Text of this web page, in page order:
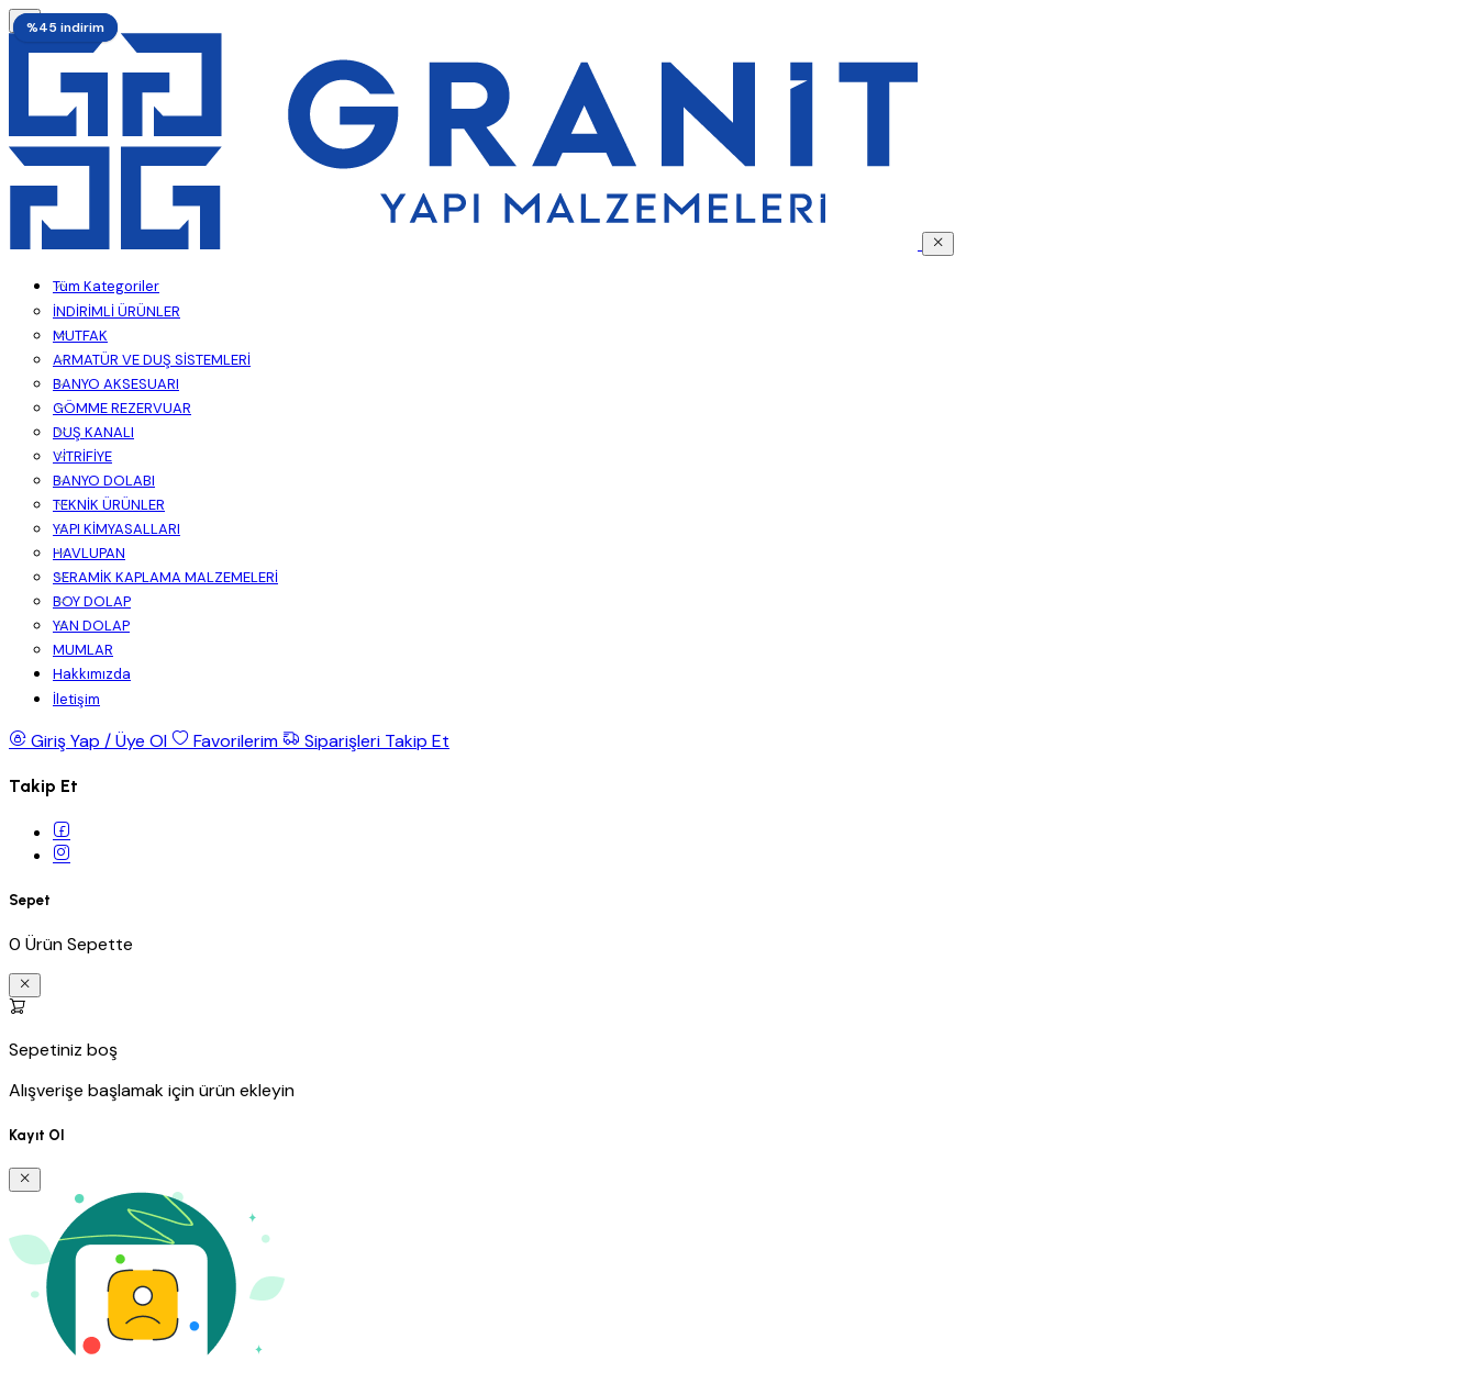
Tüm Kategoriler
İNDİRİMLİ ÜRÜNLER
MUTFAK
ARMATÜR VE DUŞ SİSTEMLERİ
BANYO AKSESUARI
GÖMME REZERVUAR
DUŞ KANALI
VİTRİFİYE
BANYO DOLABI
TEKNİK ÜRÜNLER
YAPI KİMYASALLARI
HAVLUPAN
SERAMİK KAPLAMA MALZEMELERİ
BOY DOLAP
YAN DOLAP
MUMLAR
Hakkımızda
İletişim
Giriş Yap / Üye Ol Favorilerim Siparişleri Takip Et
Takip Et
Sepet
0 Ürün Sepette
Sepetiniz boş
Alışverişe başlamak için ürün ekleyin
Kayıt Ol
%45 indirim
%45 indirim